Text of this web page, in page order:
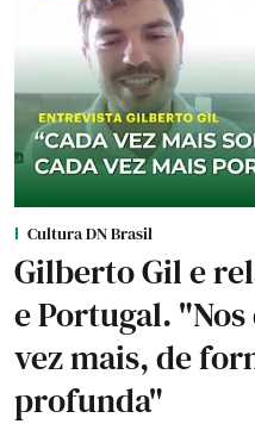
Cultura DN Brasil
Gilberto Gil e
e Portugal.
vez mais, de
profunda"